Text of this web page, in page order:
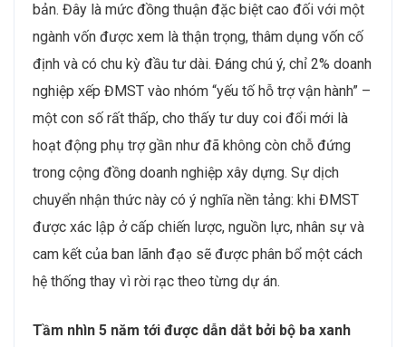
bản. Đây là mức đồng thuận đặc biệt cao đối với một
ngành vốn được xem là thận trọng, thâm dụng vốn cố
định và có chu kỳ đầu tư dài. Đáng chú ý, chỉ 2% doanh
nghiệp xếp ĐMST vào nhóm “yếu tố hỗ trợ vận hành” –
một con số rất thấp, cho thấy tư duy coi đổi mới là
hoạt động phụ trợ gần như đã không còn chỗ đứng
trong cộng đồng doanh nghiệp xây dựng. Sự dịch
chuyển nhận thức này có ý nghĩa nền tảng: khi ĐMST
được xác lập ở cấp chiến lược, nguồn lực, nhân sự và
cam kết của ban lãnh đạo sẽ được phân bổ một cách
hệ thống thay vì rời rạc theo từng dự án.
Tầm nhìn 5 năm tới được dẫn dắt bởi bộ ba xanh